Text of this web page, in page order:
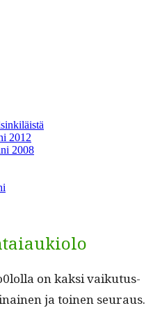
2012
2008
on kak­si vaiku­tus­
ja toinen seuraus.